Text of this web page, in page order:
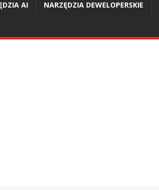
AI NARZĘDZIA DEWELOPERSKIE